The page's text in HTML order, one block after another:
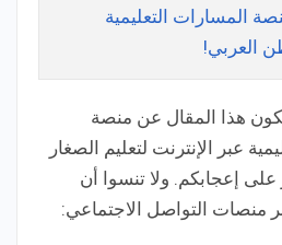
المسارات التعليمية
العربي!
هذا المقال عن منصة
عبر الإنترنت لتعليم الصغار
على إعجابكم. ولا تنسوا أن
منصات التواصل الاجتماعي: